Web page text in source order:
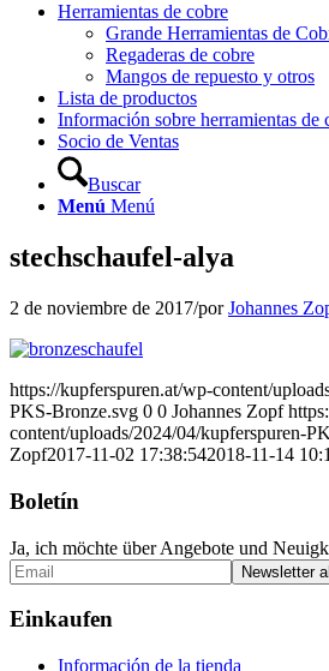
Herramientas de cobre
Grande Herramientas de
Regaderas de cobre
Mangos de repuesto y otros
Lista de productos
Información sobre herramientas de
Socio de Ventas
Buscar
Menú Menú
stechschaufel-alya
2 de noviembre de 2017/porJohannes
https://kupferspuren.at/wp-content/
PKS-Bronze.svg 0 0 Johannes Zopf
content/uploads/2024/04/kupferspuren-
Zopf2017-11-02 17:38:542018-11-14
Boletín
Ja, ich möchte über Angebote und
Einkaufen
Información de la tienda